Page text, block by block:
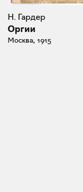
Н. Гардер
Оргии
Москва, 1915